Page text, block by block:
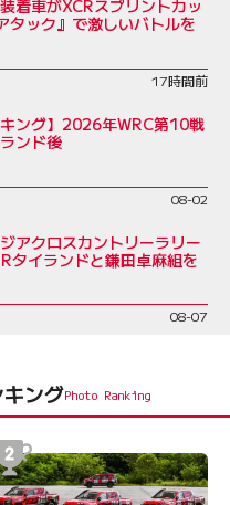
着車がXCRスプリントカッ
タック』で激しいバトルを
17時間前
キング】2026年WRC第10戦
ンド後
08-02
アクロスカントリーラリー
タイランドと鎌田卓麻組を
08-07
ング